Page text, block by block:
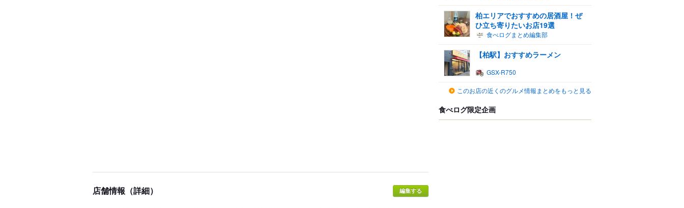
店舗情報（詳細） 編集する
柏エリアでおすすめの居酒屋！ぜ
ひ立ち寄りたいお店19選
食べログまとめ編集部
【柏駅】おすすめラーメン
GSX-R750
このお店の近くのグルメ情報まとめをもっと見る
食べログ限定企画